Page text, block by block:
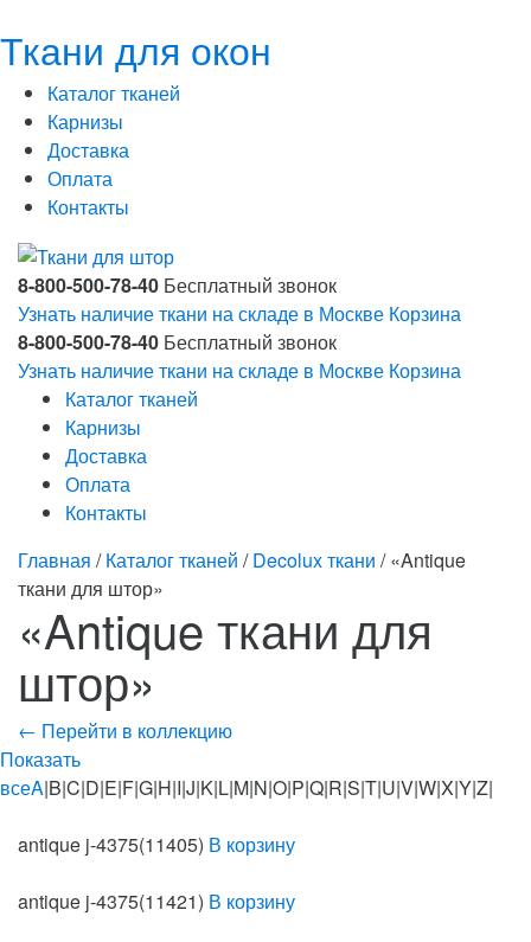
Ткани для окон
Каталог тканей
Карнизы
Доставка
Оплата
Контакты
8-800-500-78-40 Бесплатный звонок
Узнать наличие ткани на складе в Москве Корзина
8-800-500-78-40 Бесплатный звонок
Узнать наличие ткани на складе в Москве Корзина
Каталог тканей
Карнизы
Доставка
Оплата
Контакты
Главная /Каталог тканей /Decolux ткани / «Antique
ткани для штор»
«Antique ткани для
штор»
← Перейти в коллекцию
Показать
всеA|B|C|D|E|F|G|H|I|J|K|L|M|N|O|P|Q|R|S|T|U|V|W|X|Y|Z|
antique j-4375(11405) В корзину
antique j-4375(11421) В корзину